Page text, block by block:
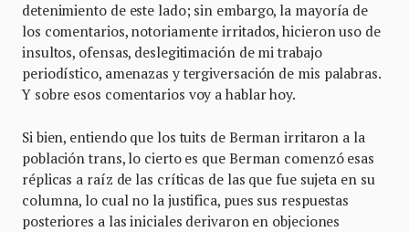
detenimiento de este lado; sin embargo, la mayoría de
los comentarios, notoriamente irritados, hicieron uso de
insultos, ofensas, deslegitimación de mi trabajo
periodístico, amenazas y tergiversación de mis palabras.
Y sobre esos comentarios voy a hablar hoy.
Si bien, entiendo que los tuits de Berman irritaron a la
población trans, lo cierto es que Berman comenzó esas
réplicas a raíz de las críticas de las que fue sujeta en su
columna, lo cual no la justifica, pues sus respuestas
posteriores a las iniciales derivaron en objeciones